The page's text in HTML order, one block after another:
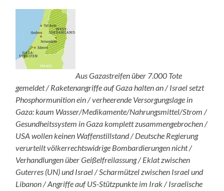
Aus Gazastreifen über 7.000 Tote
gemeldet / Raketenangriffe auf Gaza halten an / Israel setzt
Phosphormunition ein / verheerende Versorgungslage in
Gaza: kaum Wasser/Medikamente/Nahrungsmittel/Strom /
Gesundheitssystem in Gaza komplett zusammengebrochen /
USA wollen keinen Waffenstillstand / Deutsche Regierung
verurteilt völkerrechtswidrige Bombardierungen nicht /
Verhandlungen über Geißelfreilassung / Eklat zwischen
Guterres (UN) und Israel / Scharmützel zwischen Israel und
Libanon / Angriffe auf US-Stützpunkte im Irak / Israelische